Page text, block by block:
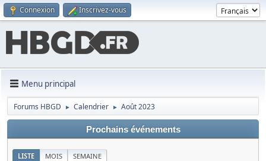
Connexion Inscrivez-vous
Menu principal
Forums HBGD ► Calendrier ► Août 2023
Prochains événements
LISTE MOIS SEMAINE